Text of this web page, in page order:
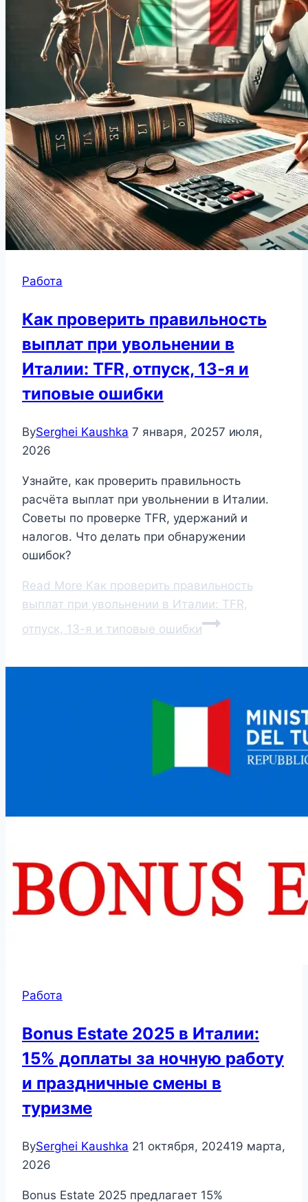
Работа
Как проверить правильность
выплат при увольнении в
Италии: TFR, отпуск, 13-я и
типовые ошибки
BySerghei Kaushka 7 января, 20257 июля,
2026
Узнайте, как проверить правильность
расчёта выплат при увольнении в Италии.
Советы по проверке TFR, удержаний и
налогов. Что делать при обнаружении
ошибок?
Read More Как проверить правильность
выплат при увольнении в Италии: TFR,
отпуск, 13-я и типовые ошибки
Работа
Bonus Estate 2025 в Италии:
15% доплаты за ночную работу
и праздничные смены в
туризме
BySerghei Kaushka 21 октября, 202419 марта,
2026
Bonus Estate 2025 предлагает 15%